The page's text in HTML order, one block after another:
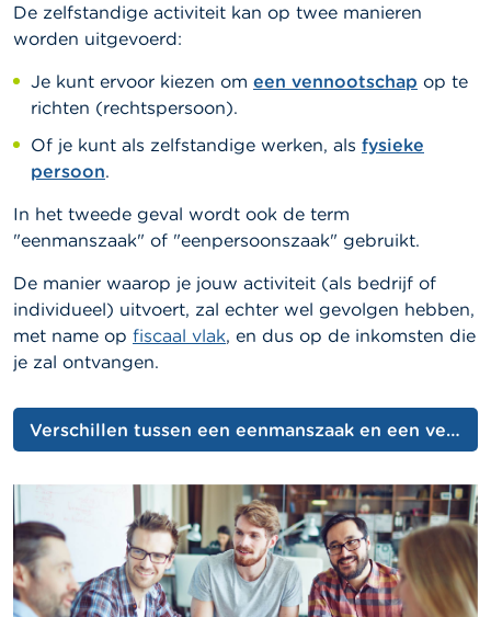
De zelfstandige activiteit kan op twee manieren
worden uitgevoerd:
Je kunt ervoor kiezen om een vennootschap op te
richten (rechtspersoon).
Of je kunt als zelfstandige werken, als fysieke
persoon.
In het tweede geval wordt ook de term
"eenmanszaak" of "eenpersoonszaak" gebruikt.
De manier waarop je jouw activiteit (als bedrijf of
individueel) uitvoert, zal echter wel gevolgen hebben,
met name op fiscaal vlak, en dus op de inkomsten die
je zal ontvangen.
Verschillen tussen een eenmanszaak en een vennootschap